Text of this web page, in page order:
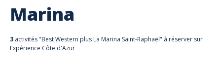
Marina
3 activités "Best Western plus La Marina Saint-Raphaël" à réserver sur
Expérience Côte d'Azur